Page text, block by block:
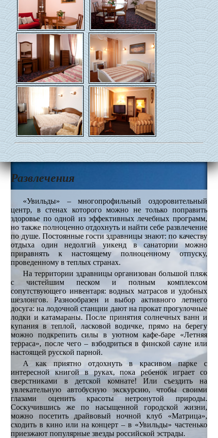
Развлечения
«Увильды» – многопрофильный оздоровительный
центр, в стенах которого можно не только поправить
здоровье по одной из эффективных лечебных программ,
но также полноценно отдохнуть и найти себе развлечение
по душе. Постоянные гости здравницы знают: по качеству
отдыха один недолгий уикенд в санатории можно
приравнять к настоящему полноценному отпуску,
проведенному в теплых странах.
На территории здравницы организован большой пляж
с чистейшим песком и полным комплексом
сопутствующего инвентаря: водных матрасов и удобных
шезлонгов. Разнообразен и выбор активного летнего
досуга: на лодочной станции дают на прокат прогулочные
лодки и катамараны. После принятия солнечных ванн и
купания в теплой, ласковой водичке, прямо на берегу
можно подкрепить силы в уютном кафе-баре «Летняя
терраса», после чего – взбодриться в финской сауне или
настоящей русской парной.
А как приятно отдохнуть в красивом парке с
интересной книгой в руках, пока ребенок играет со
сверстниками в детской комнате! Или съездить на
увлекательную автобусную экскурсию, чтобы своими
глазами оценить красоты нетронутой природы.
Соскучившись же по насыщенной городской жизни,
можно посетить драйвовый ночной клуб «Матрица»,
сходить в кино или на концерт – в «Увильды» частенько
приезжают популярные звезды российской эстрады.